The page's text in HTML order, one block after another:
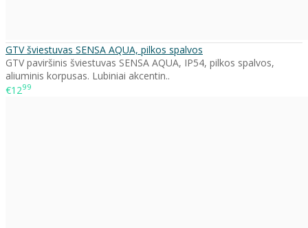
GTV šviestuvas SENSA AQUA, pilkos spalvos
GTV paviršinis šviestuvas SENSA AQUA, IP54, pilkos spalvos,
aliuminis korpusas. Lubiniai akcentin..
€1299